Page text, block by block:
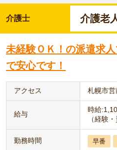
介護士 介護老
未経験ＯＫ！の派遣求
で安心です！
アクセス 札幌市
給与
時給
（経験
勤務時間 早番